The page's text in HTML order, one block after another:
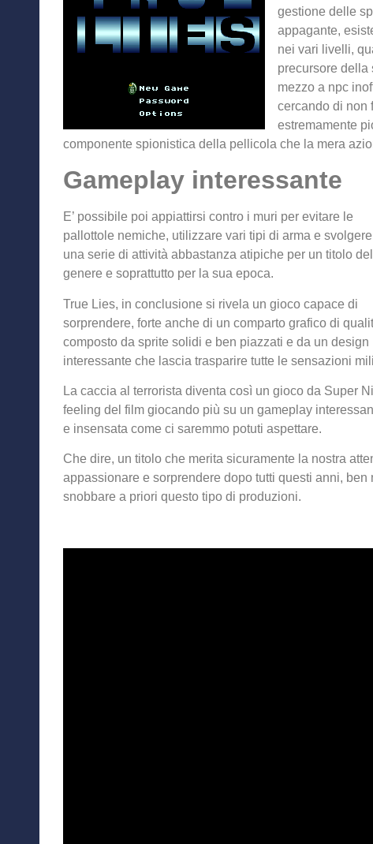
gestione delle
appagante,
nei vari livelli,
precursore della
mezzo a npc
cercando di non
estremamente
componente spionistica della pellicola che la mera
Gameplay interessante
E’ possibile poi appiattirsi contro i muri per evitare le
pallottole nemiche, utilizzare vari tipi di arma e svolgere
una serie di attività abbastanza atipiche per un titolo del
genere e soprattutto per la sua epoca.
True Lies, in conclusione si rivela un gioco capace di
sorprendere, forte anche di un comparto grafico di
composto da sprite solidi e ben piazzati e da un design
interessante che lascia trasparire tutte le sensazioni
La caccia al terrorista diventa così un gioco da Super
feeling del film giocando più su un gameplay
e insensata come ci saremmo potuti aspettare.
Che dire, un titolo che merita sicuramente la nostra
appassionare e sorprendere dopo tutti questi anni,
snobbare a priori questo tipo di produzioni.